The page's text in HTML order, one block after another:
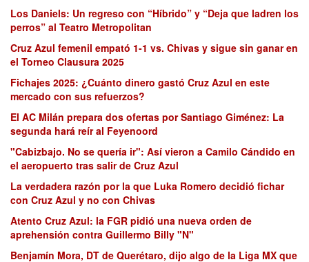
Los Daniels: Un regreso con “Híbrido” y “Deja que ladren los
perros” al Teatro Metropolitan
Cruz Azul femenil empató 1-1 vs. Chivas y sigue sin ganar en
el Torneo Clausura 2025
Fichajes 2025: ¿Cuánto dinero gastó Cruz Azul en este
mercado con sus refuerzos?
El AC Milán prepara dos ofertas por Santiago Giménez: La
segunda hará reír al Feyenoord
"Cabizbajo. No se quería ir": Así vieron a Camilo Cándido en
el aeropuerto tras salir de Cruz Azul
La verdadera razón por la que Luka Romero decidió fichar
con Cruz Azul y no con Chivas
Atento Cruz Azul: la FGR pidió una nueva orden de
aprehensión contra Guillermo Billy "N"
Benjamín Mora, DT de Querétaro, dijo algo de la Liga MX que